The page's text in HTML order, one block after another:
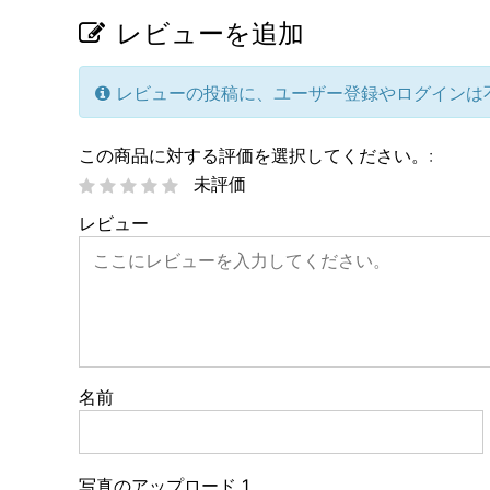
レビューを追加
レビューの投稿に、ユーザー登録やログインは
この商品に対する評価を選択してください。:
未評価
レビュー
名前
写真のアップロード 1